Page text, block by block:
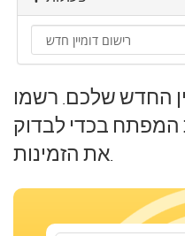
החדש שלכם. רשמו
בכדי לבדוק
את הזמינות.